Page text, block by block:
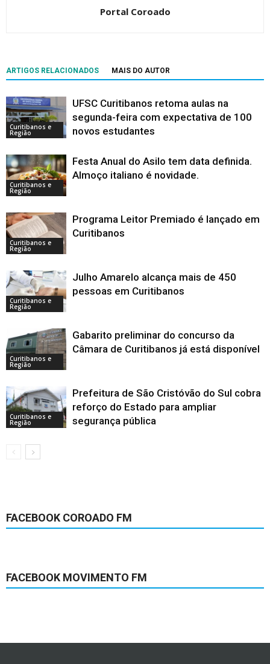
Portal Coroado
ARTIGOS RELACIONADOS MAIS DO AUTOR
Curitibanos e
Região
UFSC Curitibanos retoma aulas na
segunda-feira com expectativa de 100
novos estudantes
Curitibanos e
Região
Festa Anual do Asilo tem data definida.
Almoço italiano é novidade.
Curitibanos e
Região
Programa Leitor Premiado é lançado em
Curitibanos
Curitibanos e
Região
Julho Amarelo alcança mais de 450
pessoas em Curitibanos
Curitibanos e
Região
Gabarito preliminar do concurso da
Câmara de Curitibanos já está disponível
Curitibanos e
Região
Prefeitura de São Cristóvão do Sul cobra
reforço do Estado para ampliar
segurança pública
FACEBOOK COROADO FM
FACEBOOK MOVIMENTO FM